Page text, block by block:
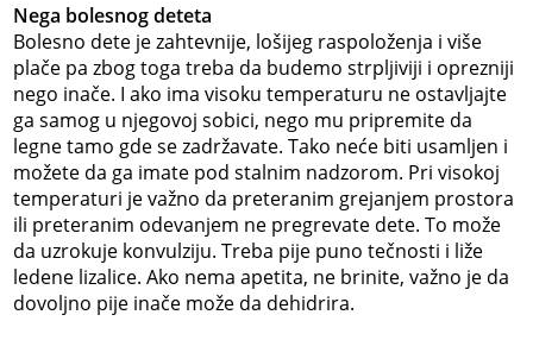
Nega bolesnog deteta
Bolesno dete je zahtevnije, lošijeg raspoloženja i više
plače pa zbog toga treba da budemo strpljiviji i oprezniji
nego inače. I ako ima visoku temperaturu ne ostavljajte
ga samog u njegovoj sobici, nego mu pripremite da
legne tamo gde se zadržavate. Tako neće biti usamljen i
možete da ga imate pod stalnim nadzorom. Pri visokoj
temperaturi je važno da preteranim grejanjem prostora
ili preteranim odevanjem ne pregrevate dete. To može
da uzrokuje konvulziju. Treba pije puno tečnosti i liže
ledene lizalice. Ako nema apetita, ne brinite, važno je da
dovoljno pije inače može da dehidrira.